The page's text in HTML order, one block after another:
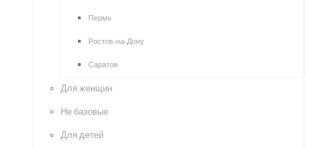
Пермь
Ростов-на-Дону
Саратов
Для женщин
Не базовые
Для детей